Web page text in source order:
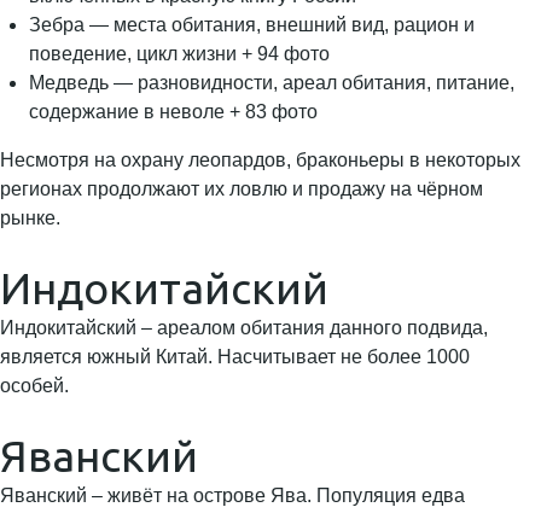
Зебра — места обитания, внешний вид, рацион и
поведение, цикл жизни + 94 фото
Медведь — разновидности, ареал обитания, питание,
содержание в неволе + 83 фото
Несмотря на охрану леопардов, браконьеры в некоторых
регионах продолжают их ловлю и продажу на чёрном
рынке.
Индокитайский
Индокитайский – ареалом обитания данного подвида,
является южный Китай. Насчитывает не более 1000
особей.
Яванский
Яванский – живёт на острове Ява. Популяция едва